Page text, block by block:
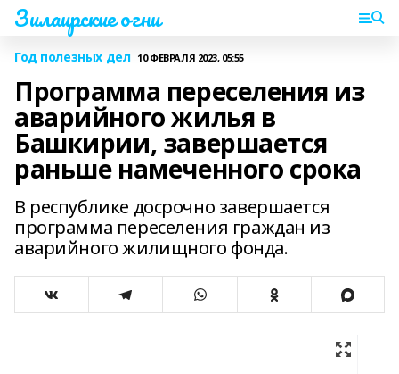
Зилаирские огни
Год полезных дел 10 ФЕВРАЛЯ 2023, 05:55
Программа переселения из
аварийного жилья в
Башкирии, завершается
раньше намеченного срока
В республике досрочно завершается
программа переселения граждан из
аварийного жилищного фонда.